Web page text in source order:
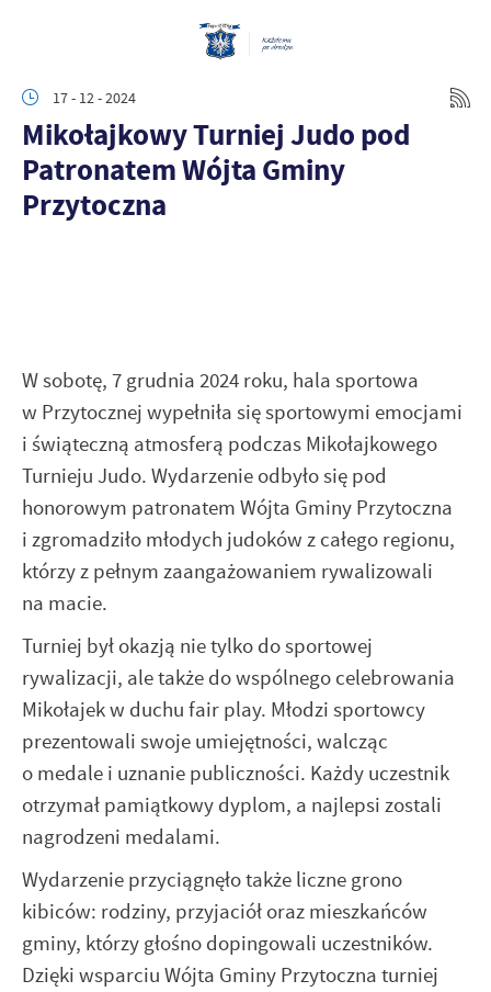
17 - 12 - 2024
Mikołajkowy Turniej Judo pod
Patronatem Wójta Gminy
Przytoczna
W sobotę, 7 grudnia 2024 roku, hala sportowa
w Przytocznej wypełniła się sportowymi emocjami
i świąteczną atmosferą podczas Mikołajkowego
Turnieju Judo. Wydarzenie odbyło się pod
honorowym patronatem Wójta Gminy Przytoczna
i zgromadziło młodych judoków z całego regionu,
którzy z pełnym zaangażowaniem rywalizowali
na macie.
Turniej był okazją nie tylko do sportowej
rywalizacji, ale także do wspólnego celebrowania
Mikołajek w duchu fair play. Młodzi sportowcy
prezentowali swoje umiejętności, walcząc
o medale i uznanie publiczności. Każdy uczestnik
otrzymał pamiątkowy dyplom, a najlepsi zostali
nagrodzeni medalami.
Wydarzenie przyciągnęło także liczne grono
kibiców: rodziny, przyjaciół oraz mieszkańców
gminy, którzy głośno dopingowali uczestników.
Dzięki wsparciu Wójta Gminy Przytoczna turniej